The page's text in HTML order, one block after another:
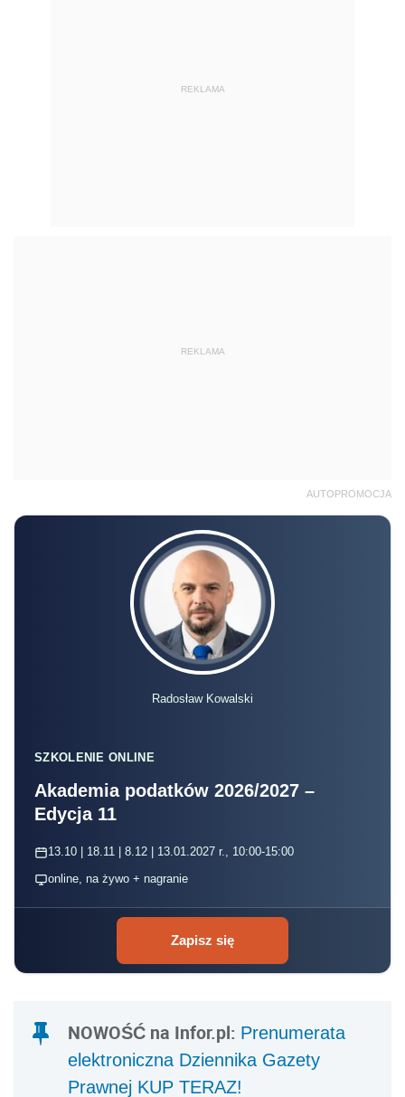
REKLAMA
REKLAMA
AUTOPROMOCJA
Radosław Kowalski
SZKOLENIE ONLINE
Akademia podatków 2026/2027 –
Edycja 11
13.10 | 18.11 | 8.12 | 13.01.2027 r., 10:00-15:00
online, na żywo + nagranie
Zapisz się
NOWOŚĆ na Infor.pl: Prenumerata
elektroniczna Dziennika Gazety
Prawnej KUP TERAZ!